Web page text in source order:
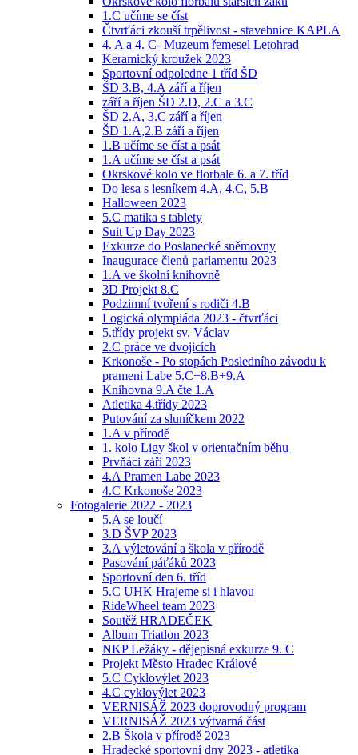
1.C učíme se číst
Čtvrťáci zkouší trpělivost - stavebnice KAPLA
4. A a 4. C- Muzeum řemesel Letohrad
Keramický kroužek 2023
Sportovní odpoledne 1 tříd ŠD
ŠD 3.B, 4.A září a říjen
září a říjen ŠD 2.D, 2.C a 3.C
ŠD 2.A, 3.C září a říjen
ŠD 1.A,2.B září a říjen
1.B učíme se číst a psát
1.A učíme se číst a psát
Okrskové kolo ve florbale 6. a 7. tříd
Do lesa s lesníkem 4.A, 4.C, 5.B
Halloween 2023
5.C matika s tablety
Suit Up Day 2023
Exkurze do Poslanecké sněmovny
Inaugurace členů parlamentu 2023
1.A ve školní knihovně
3D Projekt 8.C
Podzimní tvoření s rodiči 4.B
Logická olympiáda 2023 - čtvrťáci
5.třídy projekt sv. Václav
2.C práce ve dvojicích
Krkonoše - Po stopách Posledního závodu k
prameni Labe 5.C+8.B+9.A
Knihovna 9.A čte 1.A
Atletika 4.třídy 2023
Putování za sluníčkem 2022
1.A v přírodě
1. kolo Ligy škol v orientačním běhu
Prvňáci září 2023
4.A Pramen Labe 2023
4.C Krkonoše 2023
Fotogalerie 2022 - 2023
5.A se loučí
3.D ŠVP 2023
3.A výletování a škola v přírodě
Pasování páťáků 2023
Sportovní den 6. tříd
5.C UHK Hrajeme si i hlavou
RideWheel team 2023
Soutěž HRADEČEK
Album Triatlon 2023
NKP Ležáky - dějepisná exkurze 9. C
Projekt Město Hradec Králové
5.C Cyklovýlet 2023
4.C cyklovýlet 2023
VERNISÁŽ 2023 doprovodný program
VERNISÁŽ 2023 výtvarná část
2.B Škola v přírodě 2023
Hradecké sportovní dny 2023 - atletika